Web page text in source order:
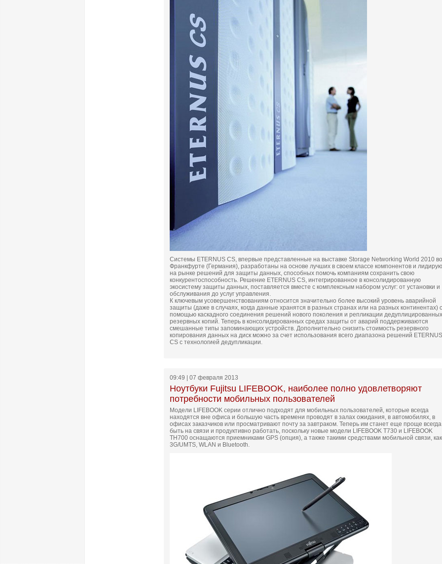
Системы ETERNUS CS, впервые представленные на выставке Storage Networking World 2010 во
Франкфурте (Германия), разработаны на основе лучших в своем классе компонентов и
на рынке решений для защиты данных, способных помочь компаниям сохранить свою
конкурентоспособность. Решение ETERNUS CS, интегрированное в консолидированную
экосистему защиты данных, поставляется вместе с комплексным набором услуг: от установки и
обслуживания до услуг управления.
К ключевым усовершенствованиям относится значительно более высокий уровень аварийной
защиты (даже в случаях, когда данные хранятся в разных странах или на разных континентах) с
помощью каскадного соединения решений нового поколения и репликации дедуплицированных
резервных копий. Теперь в консолидированных средах защиты от аварий поддерживаются
смешанные типы запоминающих устройств. Дополнительно снизить стоимость резервного
копирования данных на диск можно за счет использования всего диапазона решений ETERNUS
CS с технологией дедупликации.
09:49 | 07 февраля 2013
Ноутбуки Fujitsu LIFEBOOK, наиболее полно удовлетворяют
потребности мобильных пользователей
Модели LIFEBOOK серии отлично подходят для мобильных пользователей, которые всегда
находятся вне офиса и большую часть времени проводят в залах ожидания, в автомобилях, в
офисах заказчиков или просматривают почту за завтраком. Теперь им станет еще проще всегда
быть на связи и продуктивно работать, поскольку новые модели LIFEBOOK T730 и LIFEBOOK
TH700 оснащаются приемниками GPS (опция), а также такими средствами мобильной связи, как
3G/UMTS, WLAN и Bluetooth.